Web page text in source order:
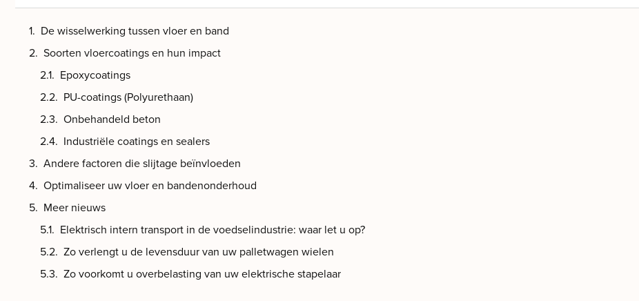
De wisselwerking tussen vloer en band
Soorten vloercoatings en hun impact
Epoxycoatings
PU-coatings (Polyurethaan)
Onbehandeld beton
Industriële coatings en sealers
Andere factoren die slijtage beïnvloeden
Optimaliseer uw vloer en bandenonderhoud
Meer nieuws
Elektrisch intern transport in de voedselindustrie: waar let u op?
Zo verlengt u de levensduur van uw palletwagen wielen
Zo voorkomt u overbelasting van uw elektrische stapelaar